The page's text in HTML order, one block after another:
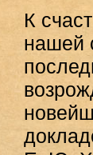
К
нашей